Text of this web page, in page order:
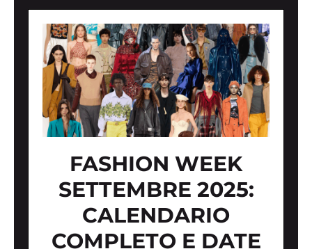
FASHION WEEK
SETTEMBRE 2025:
CALENDARIO
COMPLETO E DATE